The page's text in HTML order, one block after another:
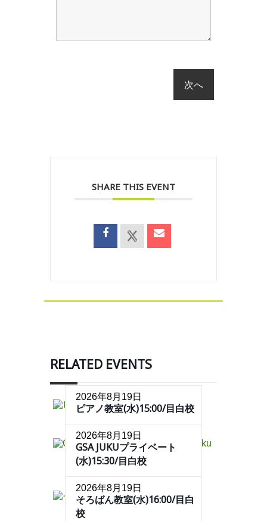
SHARE THIS EVENT
RELATED EVENTS
2026年8月19日
ピアノ教室(水)15:00/目白校
2026年8月19日
GSA JUKUプライベート
(水)15:30/目白校
2026年8月19日
そろばん教室(水)16:00/目白
校